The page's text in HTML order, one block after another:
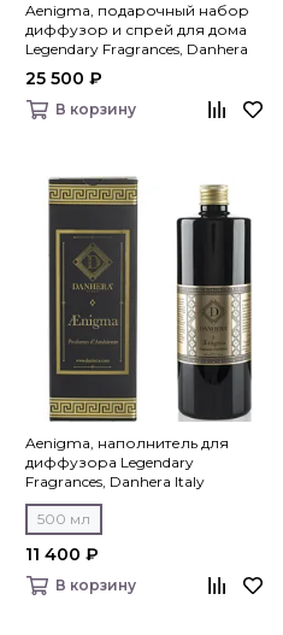
Aenigma, подарочный набор
диффузор и спрей для дома
Legendary Fragrances, Danhera
Italy
25 500 ₽
В корзину
Aenigma, наполнитель для
диффузора Legendary
Fragrances, Danhera Italy
500 мл
11 400 ₽
В корзину